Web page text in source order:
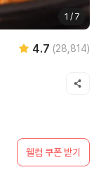
1 / 7
4.7 (28,814)
웰컴 쿠폰 받기